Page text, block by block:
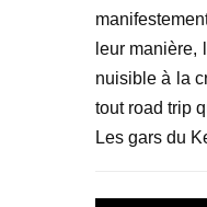
leur manière,
nuisible à la
tout road trip
Les gars du